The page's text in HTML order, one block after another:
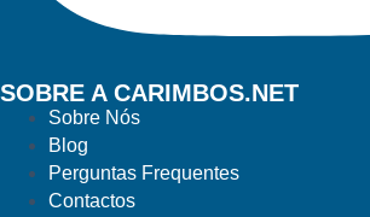
SOBRE A CARIMBOS.NET
Sobre Nós
Blog
Perguntas Frequentes
Contactos